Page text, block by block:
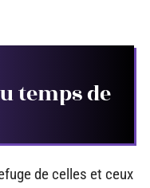
temps de
de celles et ceux